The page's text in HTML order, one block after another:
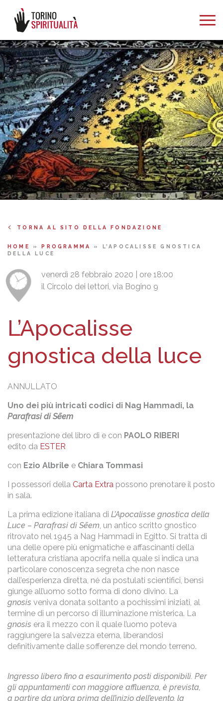
TORNA AL SITO DELLA FONDAZIONE
HOME »PROGRAMMA » L’APOCALISSE GNOSTICA
DELLA LUCE
venerdì 28 febbraio 2020 | ore 18:00
il Circolo dei lettori, via Bogino 9
L’Apocalisse
gnostica della luce
ANNULLATO
Uno dei più intricati codici di Nag Hammadi, la
Parafrasi di Sēem
presentazione del libro di e con PAOLO RIBERI
edito da ESTER
con Ezio Albrile e Chiara Tommasi
I possessori della Carta Extra possono prenotare il posto
in sala.
La prima edizione italiana di L’Apocalisse gnostica della
Luce – Parafrasi di Sēem , un antico scritto gnostico
ritrovato nel 1945 a Nag Hammadi in Egitto. Si tratta di
una delle opere più enigmatiche e affascinanti della
letteratura cristiana apocrifa nella quale si indica una
particolare conoscenza segreta che non nasce
dall’esperienza diretta, né da postulati scientifici, bensì
giunge all’uomo sotto forma di dono divino. La
gnosis veniva donata soltanto a pochissimi iniziati, al
termine di un percorso di illuminazione misterica. La
gnosis era il mezzo con il quale l’uomo poteva
raggiungere la salvezza eterna, liberandosi
definitivamente dalle sofferenze del mondo terreno.
Ingresso libero fino a esaurimento posti disponibili. Per
gli appuntamenti con maggiore affluenza, è prevista,
a partire da un’ora prima dell’inizio dell’evento, la